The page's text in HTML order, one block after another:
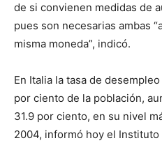
de si convienen medidas de
pues son necesarias ambas
misma moneda”, indicó.
En Italia la tasa de
por ciento de la población,
31.9 por ciento, en su nivel
2004, informó hoy el Instituto